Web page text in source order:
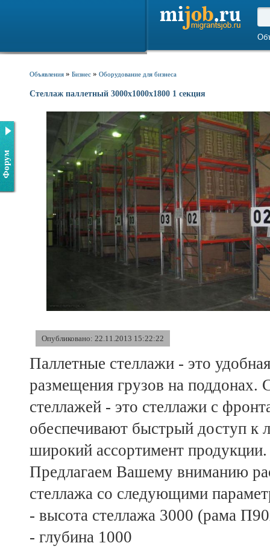
Форум
Объявления » Бизнес » Оборудование для бизнеса
Стеллаж паллетный 3000х1000х1800 1 секция
Опубликовано: 22.11.2013 15:22:22
Паллетные стеллажи - это
размещения грузов на
стеллажей - это стеллажи с
обеспечивают быстрый доступ к
широкий ассортимент продукции.
Предлагаем Вашему вниманию
стеллажа со следующими
- высота стеллажа 3000 (рама
- глубина 1000